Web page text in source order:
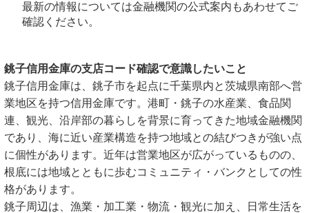
最新の情報については金融機関の公式案内もあわせてご
確認ください。
銚子信用金庫の支店コード確認で意識したいこと
銚子信用金庫は、銚子市を起点に千葉県内と茨城県南部へ営
業地区を持つ信用金庫です。港町・銚子の水産業、食品関
連、観光、沿岸部の暮らしを背景に育ってきた地域金融機関
であり、海に近い産業構造を持つ地域との結びつきが強い点
に個性があります。近年は営業地区が広がっているものの、
根底には地域とともに歩むコミュニティ・バンクとしての性
格があります。
銚子周辺は、漁業・加工業・物流・観光に加え、日常生活を